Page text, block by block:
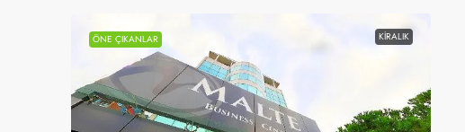
ÖNE ÇIKANLAR KIRALIK